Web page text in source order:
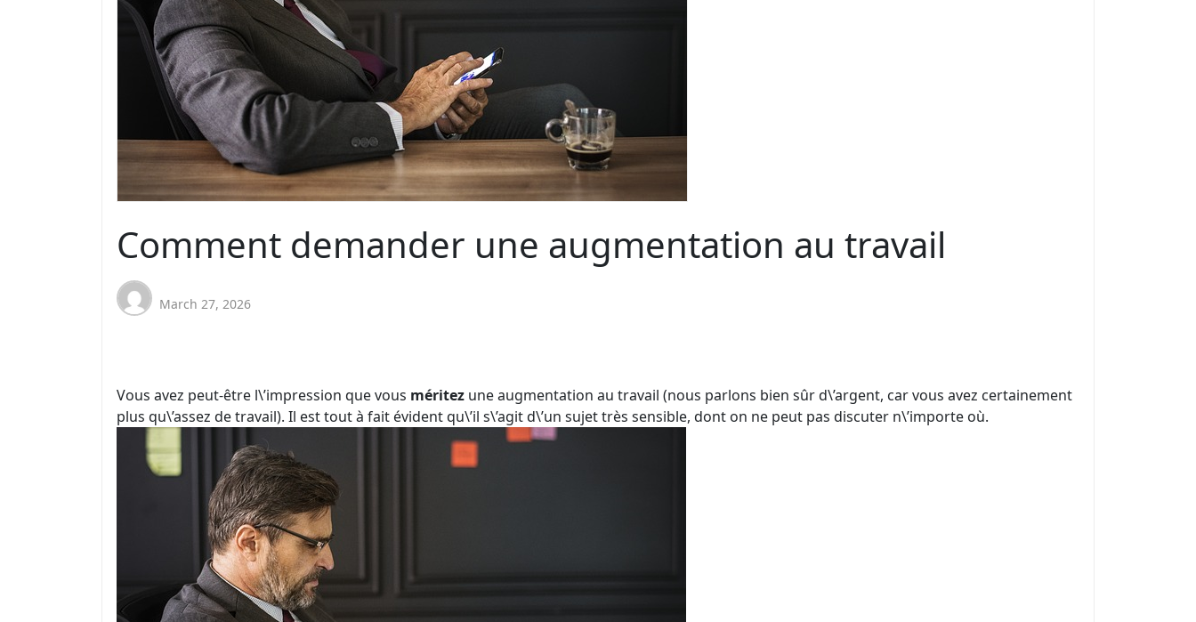
Comment demander une augmentation au travail
March 27, 2026
Vous avez peut-être l\’impression que vous méritez une augmentation au travail (nous parlons bien sûr d\’argent, car vous avez certainement
plus qu\’assez de travail). Il est tout à fait évident qu\’il s\’agit d\’un sujet très sensible, dont on ne peut pas discuter n\’importe où.